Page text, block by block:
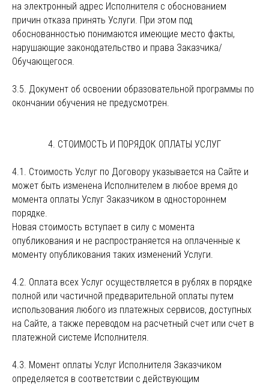
на электронный адрес Исполнителя с обоснованием
причин отказа принять Услуги. При этом под
обоснованностью понимаются имеющие место факты,
нарушающие законодательство и права Заказчика/
Обучающегося.
3.5. Документ об освоении образовательной программы по
окончании обучения не предусмотрен.
4. СТОИМОСТЬ И ПОРЯДОК ОПЛАТЫ УСЛУГ
4.1. Стоимость Услуг по Договору указывается на Сайте и
может быть изменена Исполнителем в любое время до
момента оплаты Услуг Заказчиком в одностороннем
порядке.
Новая стоимость вступает в силу с момента
опубликования и не распространяется на оплаченные к
моменту опубликования таких изменений Услуги.
4.2. Оплата всех Услуг осуществляется в рублях в порядке
полной или частичной предварительной оплаты путем
использования любого из платежных сервисов, доступных
на Сайте, а также переводом на расчетный счет или счет в
платежной системе Исполнителя.
4.3. Момент оплаты Услуг Исполнителя Заказчиком
определяется в соответствии с действующим